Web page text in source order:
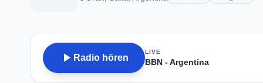
play_arrow Radio hören
LIVE
BBN - Argentina